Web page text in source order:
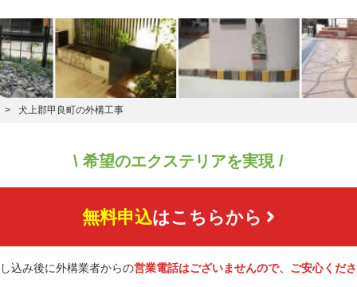
犬上郡甲良町の外構工事
\ 希望のエクステリアを実現 /
無料申込はこちらから
込み後に外構業者からの営業電話はございませんので、ご安心くだ